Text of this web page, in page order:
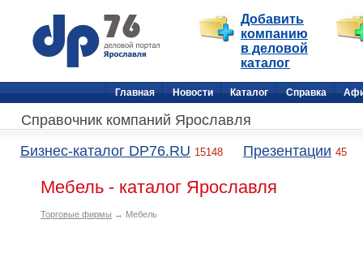
Добавить
компанию
в деловой
каталог
Главная Новости Каталог Справка
Справочник компаний Ярославля
Бизнес-каталог DP76.RU 15148 Презентации 45
Мебель - каталог Ярославля
Торговые фирмы → Мебель